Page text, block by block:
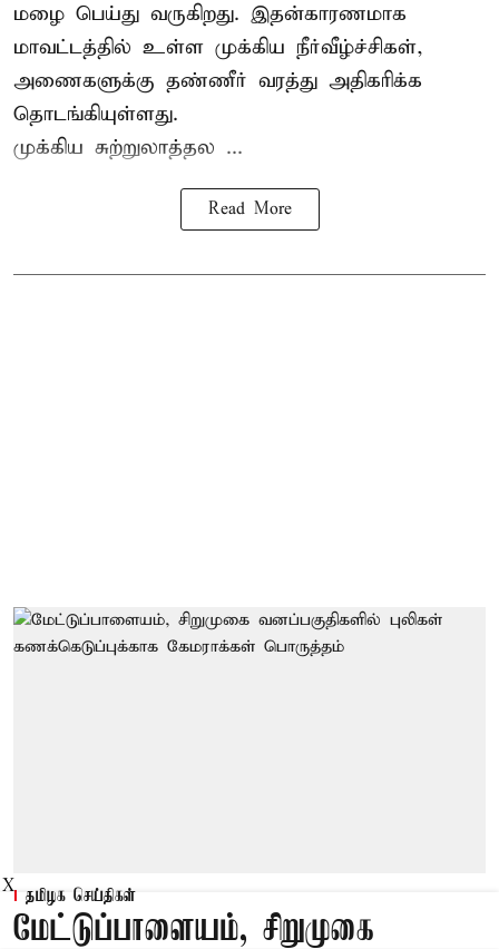
மழை பெய்து வருகிறது. இதன்காரணமாக
மாவட்டத்தில் உள்ள முக்கிய நீர்வீழ்ச்சிகள்,
அணைகளுக்கு தண்ணீர் வரத்து அதிகரிக்க
தொடங்கியுள்ளது.
முக்கிய சுற்றுலாத்தல ...
Read More
தமிழக செய்திகள்
மேட்டுப்பாளையம், சிறுமுகை
X